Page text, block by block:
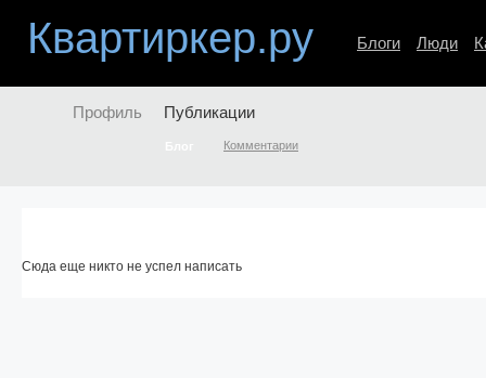
Квартиркер.ру Блоги Люди
Профиль Публикации
Комментарии
Сюда еще никто не успел написать